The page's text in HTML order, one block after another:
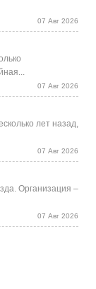
07 Авг 2026
07 Авг 2026
лет назад,
07 Авг 2026
Организация –
07 Авг 2026